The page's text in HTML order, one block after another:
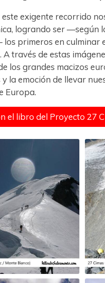
exigente recorrido
logrando ser —según
primeros en culminar
A través de estas
los grandes macizos
la emoción de llevar
Europa.
el libro del Proyecto 27